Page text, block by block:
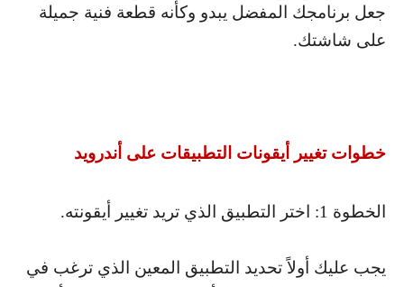
جعل برنامجك المفضل يبدو وكأنه قطعة فنية جميلة
على شاشتك.
خطوات تغيير أيقونات التطبيقات على أندرويد
الخطوة 1: اختر التطبيق الذي تريد تغيير أيقونته.
يجب عليك أولاً تحديد التطبيق المعين الذي ترغب في